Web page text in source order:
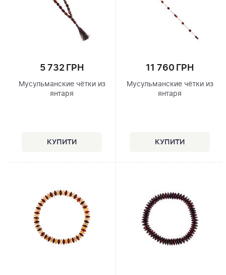
5 732 ГРН
Мусульманские чётки из
янтаря
11 760 ГРН
Мусульманские чётки из
янтаря